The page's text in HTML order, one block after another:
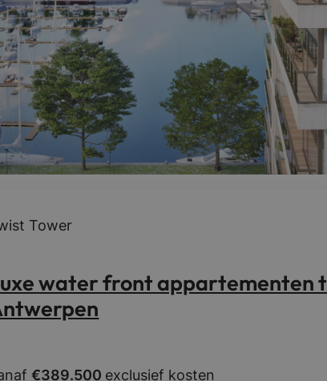
Tower
water front appartementen
€389.500 exclusief kosten